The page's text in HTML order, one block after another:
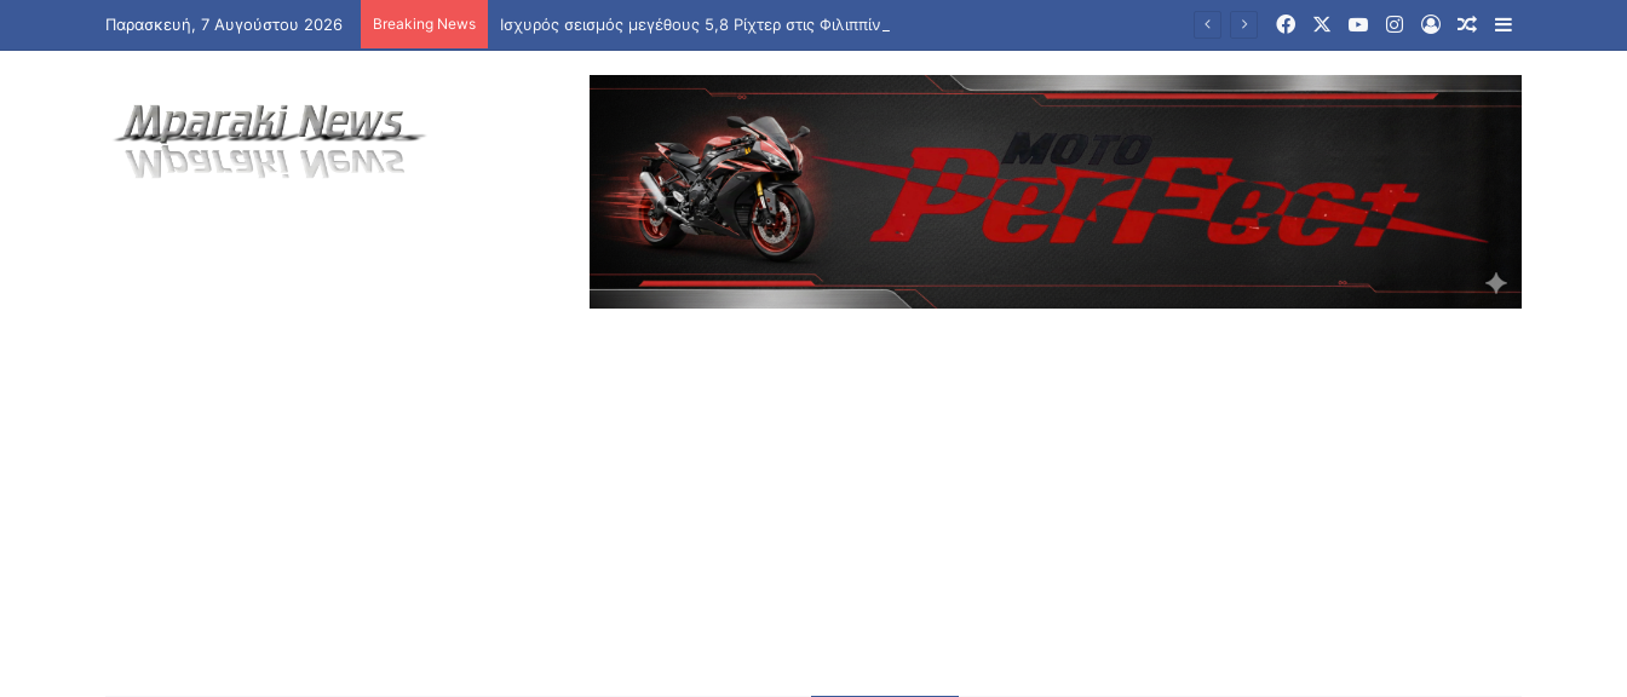
Παρασκευή, 7 Αυγούστου 2026 Breaking News FacebookYouTubeInstagram
Log InRandom Article
Sidebar